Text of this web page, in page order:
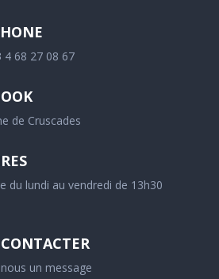
4 68 27 08 67
de Cruscades
du lundi au vendredi de 13h30
un message